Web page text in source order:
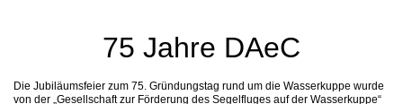
75 Jahre DAeC
Die Jubiläumsfeier zum 75. Gründungstag rund um die Wasserkuppe wurde
von der „Gesellschaft zur Förderung des Segelfluges auf der Wasserkuppe“